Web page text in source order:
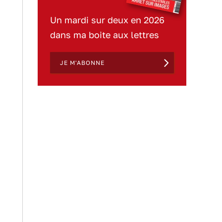
Un mardi sur deux en 2026
dans ma boite aux lettres
JE M'ABONNE